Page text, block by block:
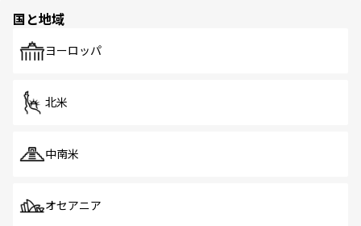
で、ホーカーズは地元の風情を楽しめる外せないスポット
国と地域
ヨーロッパ
北米
中南米
オセアニア